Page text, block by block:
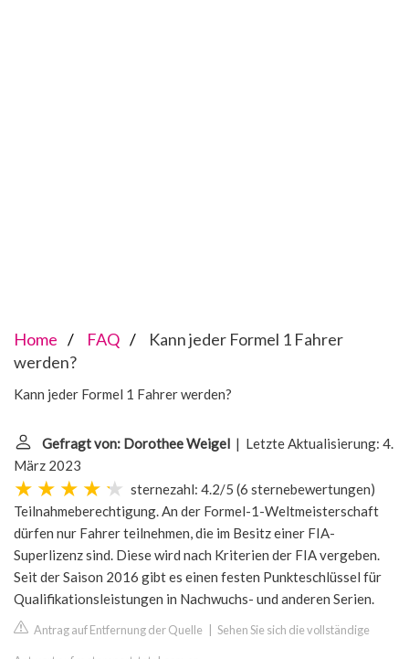
Home FAQ
Kann jeder Formel 1 Fahrer
werden?
Kann jeder Formel 1 Fahrer werden?
Gefragt von: Dorothee Weigel | Letzte Aktualisierung: 4.
März 2023
sternezahl: 4.2/5 (6 sternebewertungen)
Teilnahmeberechtigung. An der Formel-1-Weltmeisterschaft
dürfen nur Fahrer teilnehmen, die im Besitz einer FIA-
Superlizenz sind. Diese wird nach Kriterien der FIA vergeben.
Seit der Saison 2016 gibt es einen festen Punkteschlüssel für
Qualifikationsleistungen in Nachwuchs- und anderen Serien.
Antrag auf Entfernung der Quelle Sehen Sie sich die vollständige